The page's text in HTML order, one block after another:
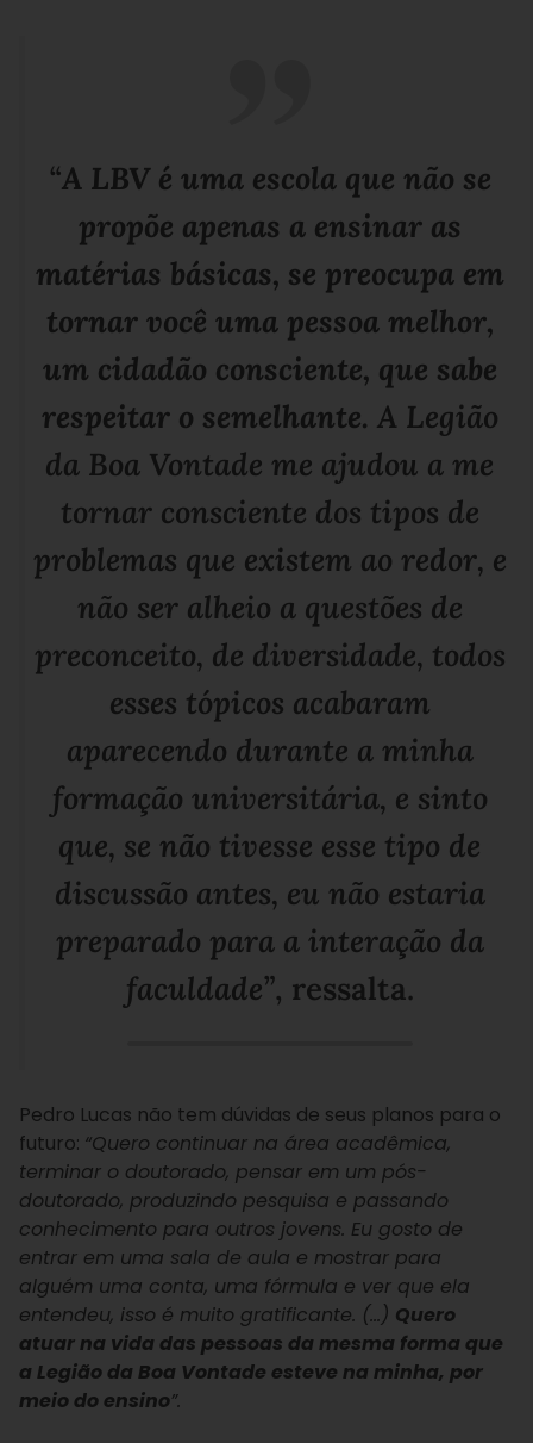
“A LBV é uma escola que não se
propõe apenas a ensinar as
matérias básicas, se preocupa em
tornar você uma pessoa melhor,
um cidadão consciente, que sabe
respeitar o semelhante. A Legião
da Boa Vontade me ajudou a me
tornar consciente dos tipos de
problemas que existem ao redor, e
não ser alheio a questões de
preconceito, de diversidade, todos
esses tópicos acabaram
aparecendo durante a minha
formação universitária, e sinto
que, se não tivesse esse tipo de
discussão antes, eu não estaria
preparado para a interação da
faculdade”, ressalta.
Pedro Lucas não tem dúvidas de seus planos para o
futuro: “Quero continuar na área acadêmica,
terminar o doutorado, pensar em um pós-
doutorado, produzindo pesquisa e passando
conhecimento para outros jovens. Eu gosto de
entrar em uma sala de aula e mostrar para
alguém uma conta, uma fórmula e ver que ela
entendeu, isso é muito gratificante. (…) Quero
atuar na vida das pessoas da mesma forma que
a Legião da Boa Vontade esteve na minha, por
meio do ensino”.